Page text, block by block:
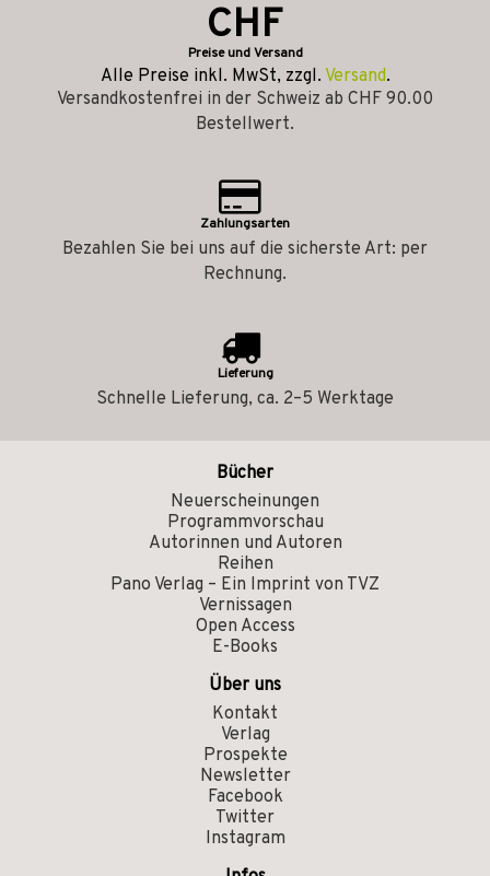
CHF
Preise und Versand
Alle Preise inkl. MwSt, zzgl. Versand.
Versandkostenfrei in der Schweiz ab CHF 90.00
Bestellwert.
Zahlungsarten
Bezahlen Sie bei uns auf die sicherste Art: per
Rechnung.
Lieferung
Schnelle Lieferung, ca. 2–5 Werktage
Bücher
Neuerscheinungen
Programmvorschau
Autorinnen und Autoren
Reihen
Pano Verlag – Ein Imprint von TVZ
Vernissagen
Open Access
E-Books
Über uns
Kontakt
Verlag
Prospekte
Newsletter
Facebook
Twitter
Instagram